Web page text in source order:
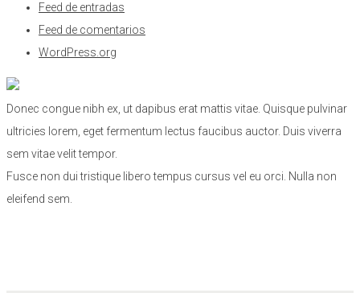
Feed de entradas
Feed de comentarios
WordPress.org
Donec congue nibh ex, ut dapibus erat mattis vitae. Quisque pulvinar
ultricies lorem, eget fermentum lectus faucibus auctor. Duis viverra
sem vitae velit tempor.
Fusce non dui tristique libero tempus cursus vel eu orci. Nulla non
eleifend sem.